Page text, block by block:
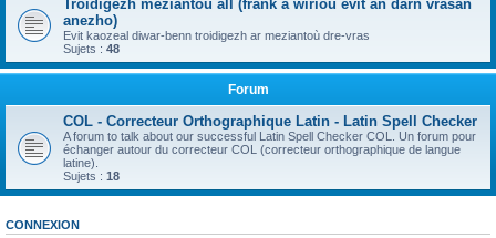
Troidigezh meziantoù all (frank a wirioù evit an darn vrasañ
anezho)
Evit kaozeal diwar-benn troidigezh ar meziantoù dre-vras
Sujets : 48
Forum
COL - Correcteur Orthographique Latin - Latin Spell Checker
A forum to talk about our successful Latin Spell Checker COL. Un forum pour
échanger autour du correcteur COL (correcteur orthographique de langue
latine).
Sujets : 18
CONNEXION